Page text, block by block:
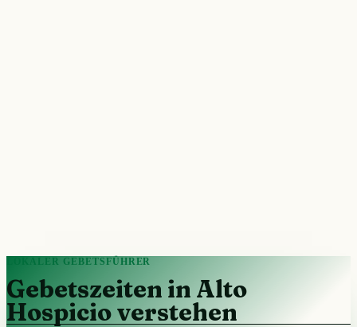
LOKALER GEBETSFÜHRER
Gebetszeiten in Alto
Hospicio verstehen